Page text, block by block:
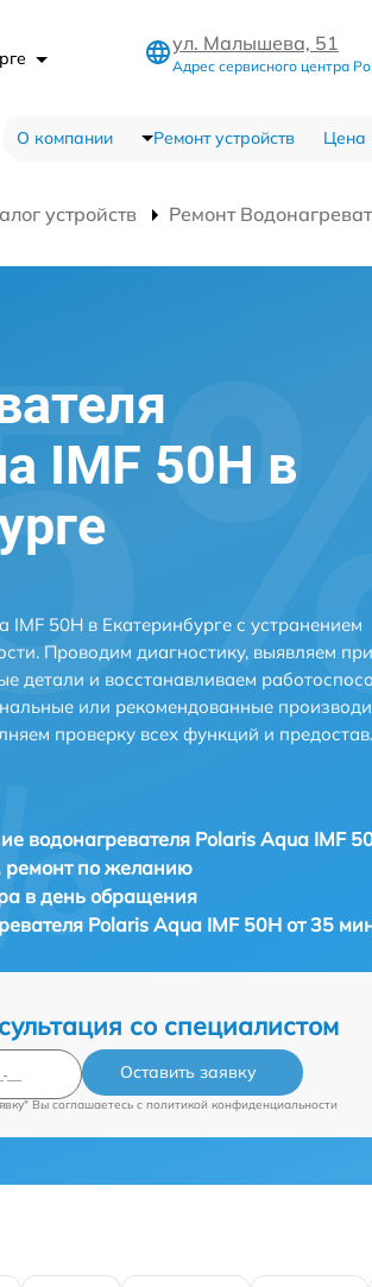
ул. Малышева, 51
Адрес сервисного центра
О компании Ремонт устройств Цена
устройств Ремонт
IMF 50H в
50H в Екатеринбурге с устранением
Проводим диагностику, выявляем
детали и восстанавливаем
или рекомендованные
проверку всех функций и
водонагревателя Polaris Aqua IMF
ремонт по желанию
в день обращения
Polaris Aqua IMF 50H от 35
со специалистом
Оставить заявку
Вы соглашаетесь c политикой конфиденциальности